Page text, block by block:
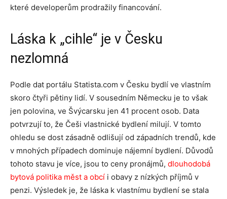
které developerům prodražily financování.
Láska k „cihle“ je v Česku
nezlomná
Podle dat portálu Statista.com v Česku bydlí ve vlastním
skoro čtyři pětiny lidí. V sousedním Německu je to však
jen polovina, ve Švýcarsku jen 41 procent osob. Data
potvrzují to, že Češi vlastnické bydlení milují. V tomto
ohledu se dost zásadně odlišují od západních trendů, kde
v mnohých případech dominuje nájemní bydlení. Důvodů
tohoto stavu je více, jsou to ceny pronájmů, dlouhodobá
bytová politika měst a obcí i obavy z nízkých příjmů v
penzi. Výsledek je, že láska k vlastnímu bydlení se stala